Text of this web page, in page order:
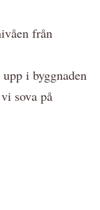
från
i byggnaden
sova på